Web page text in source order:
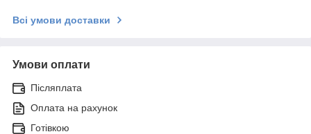
Всі умови доставки
Умови оплати
Післяплата
Оплата на рахунок
Готівкою